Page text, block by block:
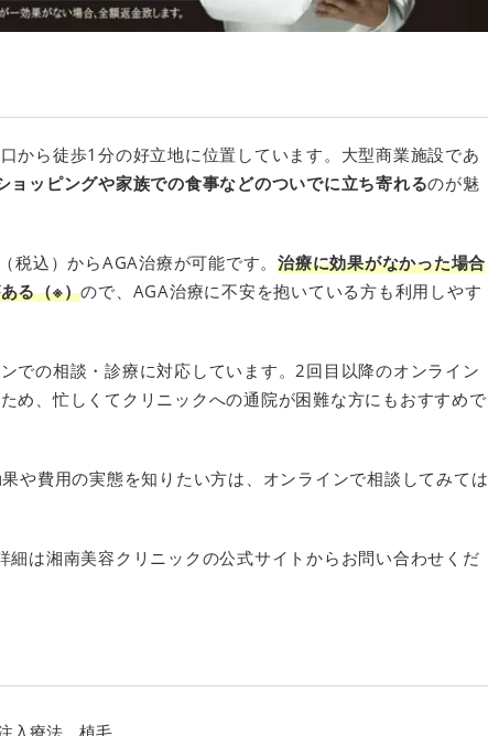
から徒歩1分の好立地に位置しています。大型商業施設であ
ョッピングや家族での食事などのついでに立ち寄れるのが魅
込）からAGA治療が可能です。 治療に効果がなかった場合
る（※）ので、AGA治療に不安を抱いている方も利用しやす
での相談・診療に対応しています。2回目以降のオンライン
め、忙しくてクリニックへの通院が困難な方にもおすすめで
や費用の実態を知りたい方は、オンラインで相談してみては
は湘南美容クリニックの公式サイトからお問い合わせくだ